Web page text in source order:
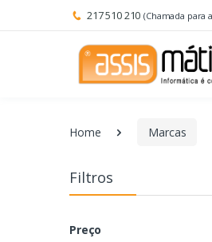
217 510 210 (Chamada para
Home Marcas
Filtros
Preço